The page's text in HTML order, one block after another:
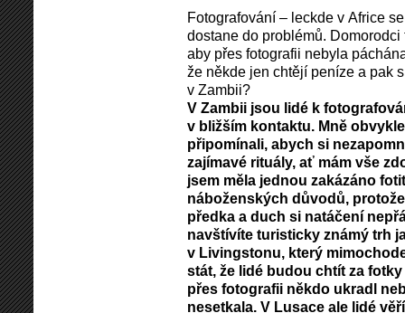
Fotografování – leckde v Africe
dostane do problémů.
aby přes fotografii nebyla
že někde jen chtějí peníze a pak
v Zambii?
V Zambii jsou lidé k
v bližším kontaktu. Mně
připomínali, abych si
zajímavé rituály, ať mám vše
jsem měla jednou zakázáno
náboženských důvodů,
předka a duch si natáčení
navštívíte turisticky známý trh
v Livingstonu, který
stát, že lidé budou chtít za
přes fotografii někdo ukradl
nesetkala. V Lusace ale lidé